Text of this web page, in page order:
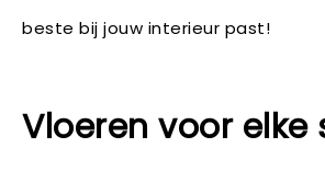
beste bij jouw interieur past!
Vloeren voor elke